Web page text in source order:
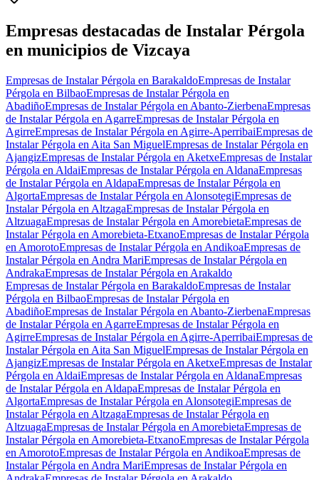
−
Empresas destacadas de Instalar Pérgola
en municipios de Vizcaya
Empresas de Instalar Pérgola en BarakaldoEmpresas de Instalar
Pérgola en BilbaoEmpresas de Instalar Pérgola en
AbadiñoEmpresas de Instalar Pérgola en Abanto-ZierbenaEmpresas
de Instalar Pérgola en AgarreEmpresas de Instalar Pérgola en
AgirreEmpresas de Instalar Pérgola en Agirre-AperribaiEmpresas de
Instalar Pérgola en Aita San MiguelEmpresas de Instalar Pérgola en
AjangizEmpresas de Instalar Pérgola en AketxeEmpresas de Instalar
Pérgola en AldaiEmpresas de Instalar Pérgola en AldanaEmpresas
de Instalar Pérgola en AldapaEmpresas de Instalar Pérgola en
AlgortaEmpresas de Instalar Pérgola en AlonsotegiEmpresas de
Instalar Pérgola en AltzagaEmpresas de Instalar Pérgola en
AltzuagaEmpresas de Instalar Pérgola en AmorebietaEmpresas de
Instalar Pérgola en Amorebieta-EtxanoEmpresas de Instalar Pérgola
en AmorotoEmpresas de Instalar Pérgola en AndikoaEmpresas de
Instalar Pérgola en Andra MariEmpresas de Instalar Pérgola en
AndrakaEmpresas de Instalar Pérgola en Arakaldo
Empresas de Instalar Pérgola en BarakaldoEmpresas de Instalar
Pérgola en BilbaoEmpresas de Instalar Pérgola en
AbadiñoEmpresas de Instalar Pérgola en Abanto-ZierbenaEmpresas
de Instalar Pérgola en AgarreEmpresas de Instalar Pérgola en
AgirreEmpresas de Instalar Pérgola en Agirre-AperribaiEmpresas de
Instalar Pérgola en Aita San MiguelEmpresas de Instalar Pérgola en
AjangizEmpresas de Instalar Pérgola en AketxeEmpresas de Instalar
Pérgola en AldaiEmpresas de Instalar Pérgola en AldanaEmpresas
de Instalar Pérgola en AldapaEmpresas de Instalar Pérgola en
AlgortaEmpresas de Instalar Pérgola en AlonsotegiEmpresas de
Instalar Pérgola en AltzagaEmpresas de Instalar Pérgola en
AltzuagaEmpresas de Instalar Pérgola en AmorebietaEmpresas de
Instalar Pérgola en Amorebieta-EtxanoEmpresas de Instalar Pérgola
en AmorotoEmpresas de Instalar Pérgola en AndikoaEmpresas de
Instalar Pérgola en Andra MariEmpresas de Instalar Pérgola en